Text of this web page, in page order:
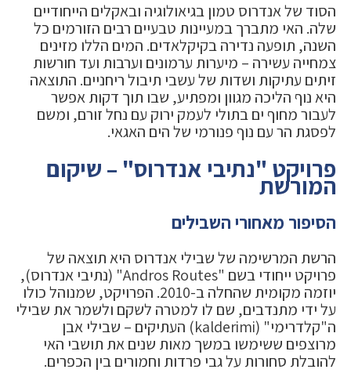
הסוד של אנדרוס טמון בגיאולוגיה ובאקלים הייחודיים
שלה. האי מתברך במעיינות טבעיים רבים הזורמים כל
השנה, תופעה נדירה בקיקלאדים. המים הללו מזינים
צמחייה עשירה – מיערות ערמונים וערבות ועד חורשות
זיתים עתיקות ושדות של עשבי תיבול ריחניים. התוצאה
היא נוף הליכה מגוון ומפתיע, שבו תוך דקות אפשר
לעבור מחוף ים בתולי לעמק ירוק עם נחל זורם, ומשם
לפסגת הר עם נוף פנורמי של הים האגאי.
פרויקט "נתיבי אנדרוס" – שיקום
המורשת
הסיפור מאחורי השבילים
הרשת המרשימה של שבילי אנדרוס היא תוצאה של
פרויקט ייחודי בשם "Andros Routes" (נתיבי אנדרוס),
יוזמה מקומית שהחלה ב-2010. הפרויקט, שמנוהל כולו
על ידי מתנדבים, שם לו למטרה לשקם ולשמר את שבילי
ה"קלדרימי" (kalderimi) העתיקים – שבילי אבן
מרוצפים ששימשו במשך מאות שנים את תושבי האי
להובלת סחורות על גבי פרדות וחמורים בין הכפרים.